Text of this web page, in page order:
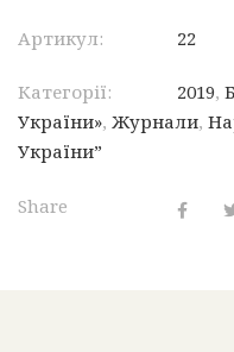
Артикул: 22
Категорії: 2019,
України», Журнали,
України”
Share